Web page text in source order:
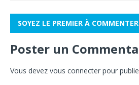
SOYEZ LE PREMIER À COMMENTER
Poster un
Vous devez vous connecter pour